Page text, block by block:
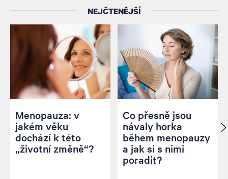
NEJČTENĚJŠÍ
Menopauza: v
jakém věku
dochází k této
„životní změně“?
Co přesně jsou
návaly horka
během menopauzy
a jak si s nimi
poradit?